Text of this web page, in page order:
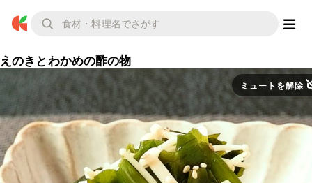
えのきとわかめの酢の物
ミュートを解除